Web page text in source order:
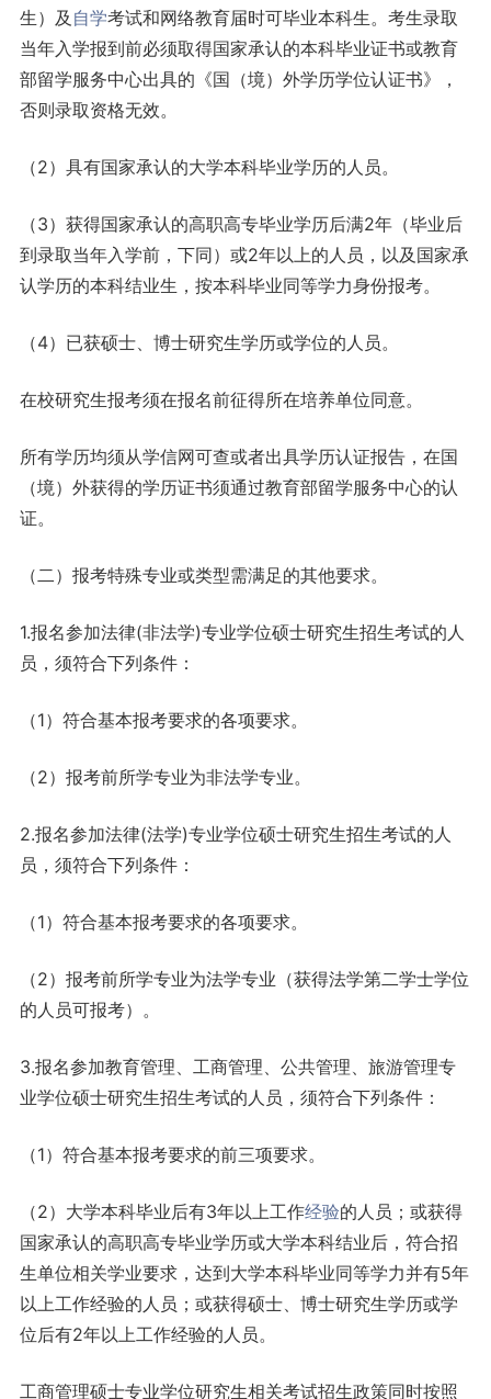
生）及 自学考试和网络教育届时可毕业本科生。考生录取
当年入学报到前必须取得国家承认的本科毕业证书或教育
部留学服务中心出具的《国（境）外学历学位认证书》，
否则录取资格无效。
（2）具有国家承认的大学本科毕业学历的人员。
（3）获得国家承认的高职高专毕业学历后满2年（毕业后
到录取当年入学前，下同）或2年以上的人员，以及国家承
认学历的本科结业生，按本科毕业同等学力身份报考。
（4）已获硕士、博士研究生学历或学位的人员。
在校研究生报考须在报名前征得所在培养单位同意。
所有学历均须从学信网可查或者出具学历认证报告，在国
（境）外获得的学历证书须通过教育部留学服务中心的认
证。
（二）报考特殊专业或类型需满足的其他要求。
1.报名参加法律(非法学)专业学位硕士研究生招生考试的人
员，须符合下列条件：
（1）符合基本报考要求的各项要求。
（2）报考前所学专业为非法学专业。
2.报名参加法律(法学)专业学位硕士研究生招生考试的人
员，须符合下列条件：
（1）符合基本报考要求的各项要求。
（2）报考前所学专业为法学专业（获得法学第二学士学位
的人员可报考）。
3.报名参加教育管理、工商管理、公共管理、旅游管理专
业学位硕士研究生招生考试的人员，须符合下列条件：
（1）符合基本报考要求的前三项要求。
（2）大学本科毕业后有3年以上工作经验的人员；或获得
国家承认的高职高专毕业学历或大学本科结业后，符合招
生单位相关学业要求，达到大学本科毕业同等学力并有5年
以上工作经验的人员；或获得硕士、博士研究生学历或学
位后有2年以上工作经验的人员。
工商管理硕士专业学位研究生相关考试招生政策同时按照